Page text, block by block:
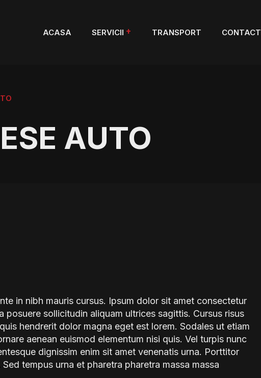
ACASA SERVICII TRANSPORT CONTACT
AUTO
in nibh mauris cursus. Ipsum dolor sit amet consectetur
sollicitudin aliquam ultrices sagittis. Cursus risus
hendrerit dolor magna eget est lorem. Sodales ut etiam
aenean euismod elementum nisi quis. Vel turpis nunc
dignissim enim sit amet venenatis urna. Porttitor
tempus urna et pharetra pharetra massa massa